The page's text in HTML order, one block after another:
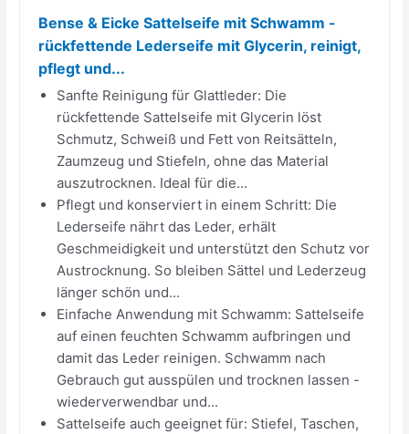
Bense & Eicke Sattelseife mit Schwamm -
rückfettende Lederseife mit Glycerin, reinigt,
pflegt und...
Sanfte Reinigung für Glattleder: Die
rückfettende Sattelseife mit Glycerin löst
Schmutz, Schweiß und Fett von Reitsätteln,
Zaumzeug und Stiefeln, ohne das Material
auszutrocknen. Ideal für die...
Pflegt und konserviert in einem Schritt: Die
Lederseife nährt das Leder, erhält
Geschmeidigkeit und unterstützt den Schutz vor
Austrocknung. So bleiben Sättel und Lederzeug
länger schön und...
Einfache Anwendung mit Schwamm: Sattelseife
auf einen feuchten Schwamm aufbringen und
damit das Leder reinigen. Schwamm nach
Gebrauch gut ausspülen und trocknen lassen -
wiederverwendbar und...
Sattelseife auch geeignet für: Stiefel, Taschen,